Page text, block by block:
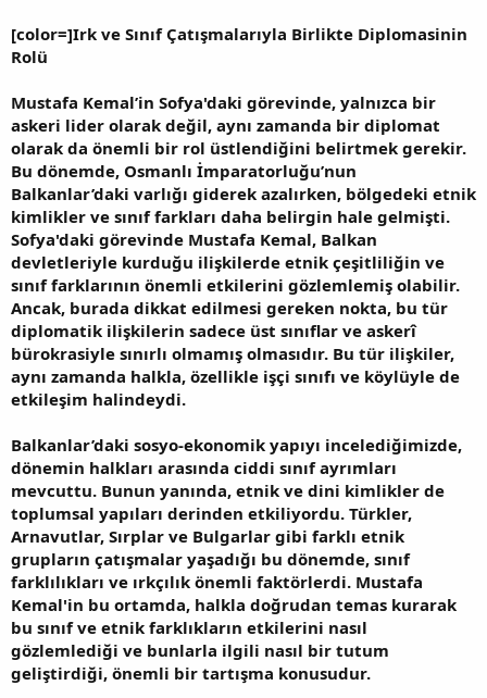
[color=]Irk ve Sınıf Çatışmalarıyla Birlikte Diplomasinin
Rolü
Mustafa Kemal’in Sofya'daki görevinde, yalnızca bir
askeri lider olarak değil, aynı zamanda bir diplomat
olarak da önemli bir rol üstlendiğini belirtmek gerekir.
Bu dönemde, Osmanlı İmparatorluğu’nun
Balkanlar’daki varlığı giderek azalırken, bölgedeki etnik
kimlikler ve sınıf farkları daha belirgin hale gelmişti.
Sofya'daki görevinde Mustafa Kemal, Balkan
devletleriyle kurduğu ilişkilerde etnik çeşitliliğin ve
sınıf farklarının önemli etkilerini gözlemlemiş olabilir.
Ancak, burada dikkat edilmesi gereken nokta, bu tür
diplomatik ilişkilerin sadece üst sınıflar ve askerî
bürokrasiyle sınırlı olmamış olmasıdır. Bu tür ilişkiler,
aynı zamanda halkla, özellikle işçi sınıfı ve köylüyle de
etkileşim halindeydi.
Balkanlar’daki sosyo-ekonomik yapıyı incelediğimizde,
dönemin halkları arasında ciddi sınıf ayrımları
mevcuttu. Bunun yanında, etnik ve dini kimlikler de
toplumsal yapıları derinden etkiliyordu. Türkler,
Arnavutlar, Sırplar ve Bulgarlar gibi farklı etnik
grupların çatışmalar yaşadığı bu dönemde, sınıf
farklılıkları ve ırkçılık önemli faktörlerdi. Mustafa
Kemal'in bu ortamda, halkla doğrudan temas kurarak
bu sınıf ve etnik farklıkların etkilerini nasıl
gözlemlediği ve bunlarla ilgili nasıl bir tutum
geliştirdiği, önemli bir tartışma konusudur.